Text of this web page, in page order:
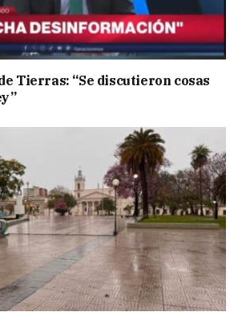
Tierras: “Se discutieron cosas